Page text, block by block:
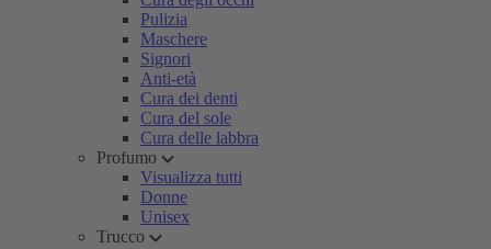
Pulizia
Maschere
Signori
Anti-età
Cura dei denti
Cura del sole
Cura delle labbra
Profumo
Visualizza tutti
Donne
Unisex
Trucco